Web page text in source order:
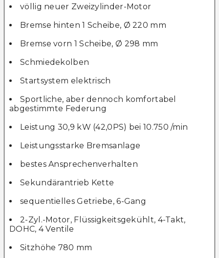
völlig neuer Zweizylinder-Motor
Bremse hinten 1 Scheibe, Ø 220 mm
Bremse vorn 1 Scheibe, Ø 298 mm
Schmiedekolben
Startsystem elektrisch
Sportliche, aber dennoch komfortabel
abgestimmte Federung
Leistung 30,9 kW (42,0PS) bei 10.750 /min
Leistungsstarke Bremsanlage
bestes Ansprechenverhalten
Sekundärantrieb Kette
sequentielles Getriebe, 6-Gang
2-Zyl.-Motor, Flüssigkeitsgekühlt, 4-Takt,
DOHC, 4 Ventile
Sitzhöhe 780 mm